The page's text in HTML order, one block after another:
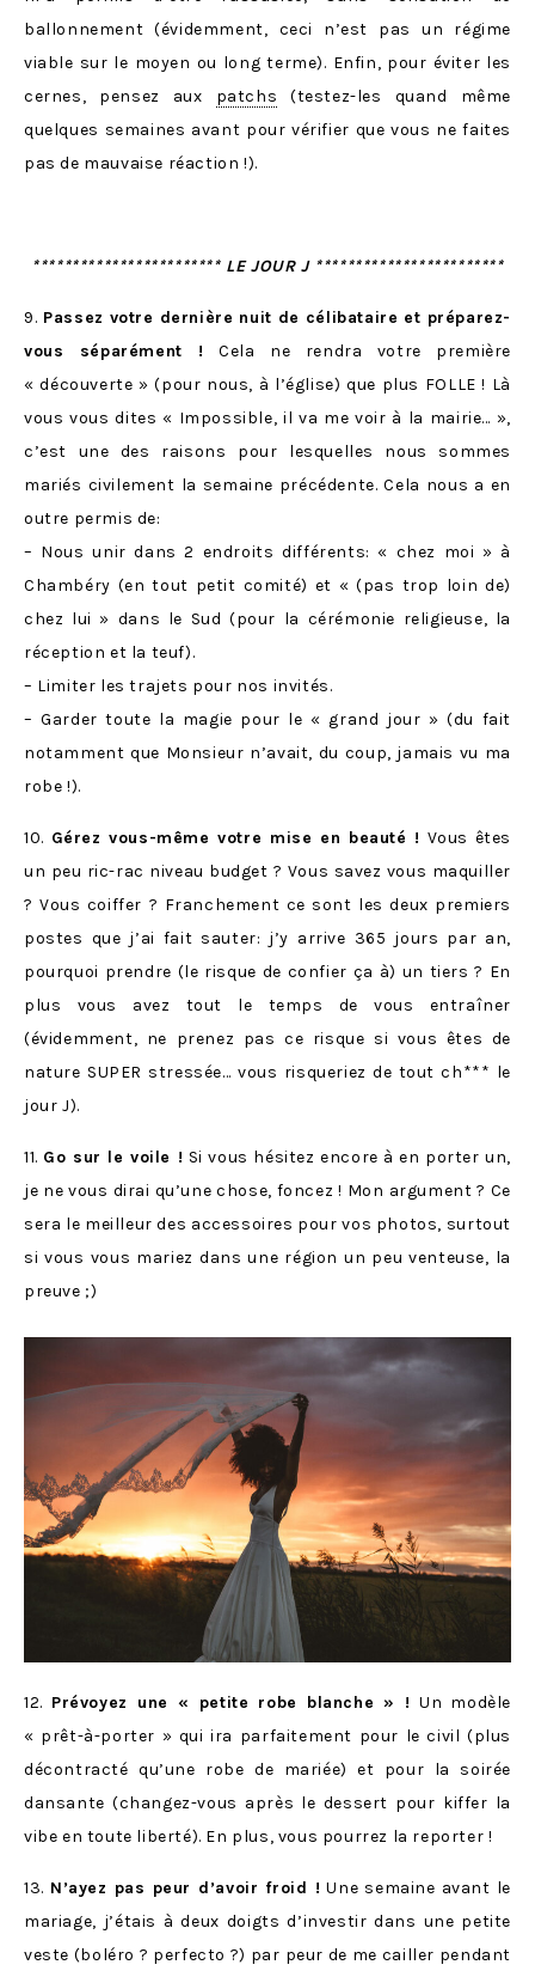
ballonnement (évidemment, ceci n’est pas un régime
viable sur le moyen ou long terme). Enfin, pour éviter les
cernes, pensez aux patchs (testez-les quand même
quelques semaines avant pour vérifier que vous ne faites
pas de mauvaise réaction !).
************************ LE JOUR J ************************
9. Passez votre dernière nuit de célibataire et préparez-
vous séparément !
Cela ne rendra votre première
« découverte » (pour nous, à l’église) que plus FOLLE ! Là
vous vous dites « Impossible, il va me voir à la mairie… »,
c’est une des raisons pour lesquelles nous sommes
mariés civilement la semaine précédente. Cela nous a en
outre permis de:
– Nous unir dans 2 endroits différents: « chez moi » à
Chambéry (en tout petit comité) et « (pas trop loin de)
chez lui » dans le Sud (pour la cérémonie religieuse, la
réception et la teuf).
– Limiter les trajets pour nos invités.
– Garder toute la magie pour le « grand jour » (du fait
notamment que Monsieur n’avait, du coup, jamais vu ma
robe !).
10. Gérez vous-même votre mise en beauté ! Vous êtes
un peu ric-rac niveau budget ? Vous savez vous maquiller
? Vous coiffer ? Franchement ce sont les deux premiers
postes que j’ai fait sauter: j’y arrive 365 jours par an,
pourquoi prendre (le risque de confier ça à) un tiers ? En
plus vous avez tout le temps de vous entraîner
(évidemment, ne prenez pas ce risque si vous êtes de
nature SUPER stressée… vous risqueriez de tout ch*** le
jour J).
11. Go sur le voile ! Si vous hésitez encore à en porter un,
je ne vous dirai qu’une chose, foncez ! Mon argument ? Ce
sera le meilleur des accessoires pour vos photos, surtout
si vous vous mariez dans une région un peu venteuse, la
preuve ;)
12. Prévoyez une « petite robe blanche » ! Un modèle
« prêt-à-porter » qui ira parfaitement pour le civil (plus
décontracté qu’une robe de mariée) et pour la soirée
dansante (changez-vous après le dessert pour kiffer la
vibe en toute liberté). En plus, vous pourrez la reporter !
13. N’ayez pas peur d’avoir froid ! Une semaine avant le
mariage, j’étais à deux doigts d’investir dans une petite
veste (boléro ? perfecto ?) par peur de me cailler pendant